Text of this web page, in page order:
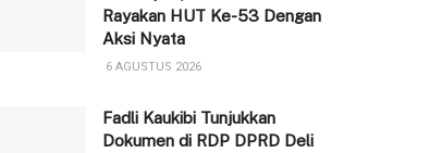
Rayakan HUT Ke-53 Dengan
Aksi Nyata
6 AGUSTUS 2026
Fadli Kaukibi Tunjukkan
Dokumen di RDP DPRD Deli